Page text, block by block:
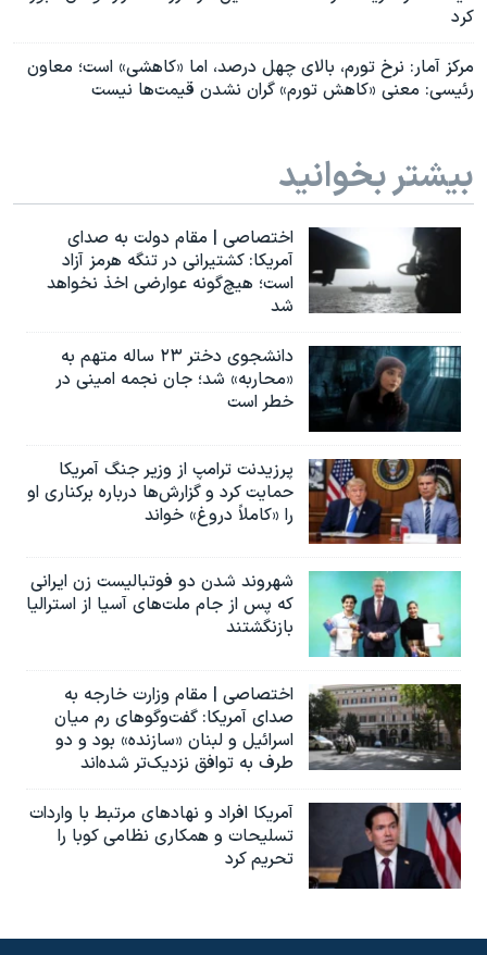
کرد
مرکز آمار: نرخ تورم، بالای چهل درصد، اما «کاهشی» است؛ معاون
رئيسی: معنی «کاهش تورم» گران نشدن قیمت‌ها نیست
بیشتر بخوانید
اختصاصی | مقام دولت به صدای
آمریکا: کشتیرانی در تنگه هرمز آزاد
است؛ هیچ‌گونه عوارضی اخذ نخواهد
شد
دانشجوی دختر ۲۳ ساله متهم به
«محاربه» شد؛ جان نجمه امینی در
خطر است
پرزیدنت ترامپ از وزیر جنگ آمریکا
حمایت کرد و گزارش‌ها درباره برکناری او
را «کاملاً دروغ» خواند
شهروند شدن دو فوتبالیست زن ایرانی
که پس از جام ملت‌های آسیا از استرالیا
بازنگشتند
اختصاصی | مقام وزارت خارجه به
صدای آمریکا: گفت‌وگوهای رم میان
اسرائیل و لبنان «سازنده» بود و دو
طرف به توافق نزدیک‌تر شده‌اند
آمریکا افراد و نهادهای مرتبط با واردات
تسلیحات و همکاری نظامی کوبا را
تحریم کرد